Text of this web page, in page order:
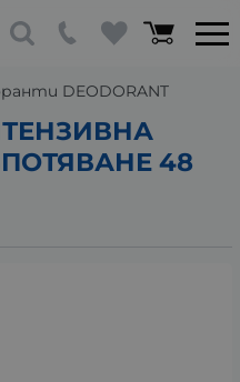
DEODORANT
48